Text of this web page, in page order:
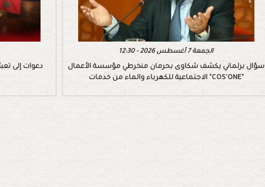
الجمعة 7 أغسطس 2026 - 12:30
سؤال برلماني يكشف شكاوى بحرمان منخرطي مؤسسة الأعمال
الاجتماعية للكهرباء والماء من خدمات "COS'ONE"